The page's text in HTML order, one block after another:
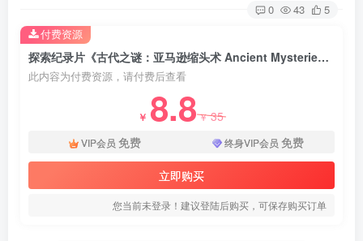
0 43 5
探索纪录片《古代之谜：亚马逊缩头术 Ancient Mysteries Shrunken Heads Of The Amazon》下载
此内容为付费资源，请付费后查看
￥ 8.8￥35
VIP会员 免费 终身VIP会员 免费
立即购买
您当前未登录！建议登陆后购买，可保存购买订单
付费资源